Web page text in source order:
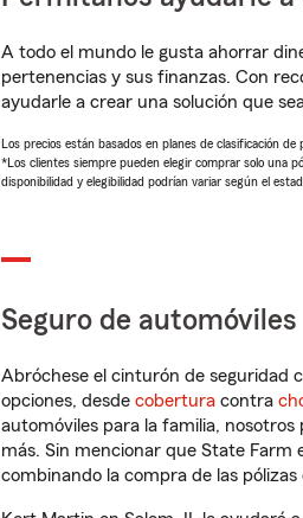
A todo el mundo le gusta ahorrar
pertenencias y sus finanzas. Con
ayudarle a crear una solución que
Los precios están basados en planes de clasificación
*Los clientes siempre pueden elegir comprar solo una
disponibilidad y elegibilidad podrían variar según el
Seguro de automóviles
Abróchese el cinturón de seguridad
opciones, desde cobertura contra
automóviles para la familia,
más. Sin mencionar que State Farm
combinando la compra de las